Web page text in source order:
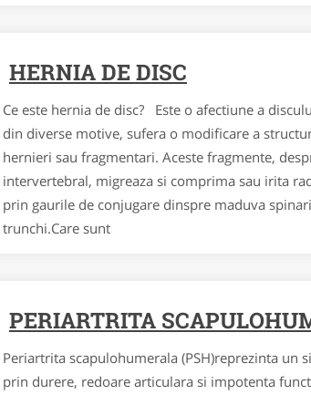
HERNIA DE DISC
Ce este hernia de disc? Este o afectiune a
din diverse motive, sufera o modificare a
hernieri sau fragmentari. Aceste fragmente,
intervertebral, migreaza si comprima sau irita
prin gaurile de conjugare dinspre maduva
trunchi.Care sunt
PERIARTRITA
Periartrita scapulohumerala (PSH)reprezinta un
prin durere, redoare articulara si impotenta